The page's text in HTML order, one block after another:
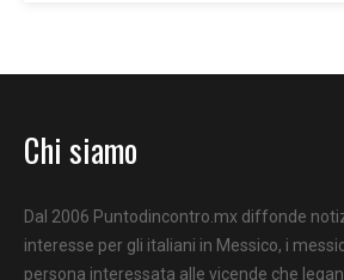
Chi siamo
Dal 2006 Puntodincontro.mx diffonde
interesse per gli italiani in Messico, i
persona interessata alle vicende che